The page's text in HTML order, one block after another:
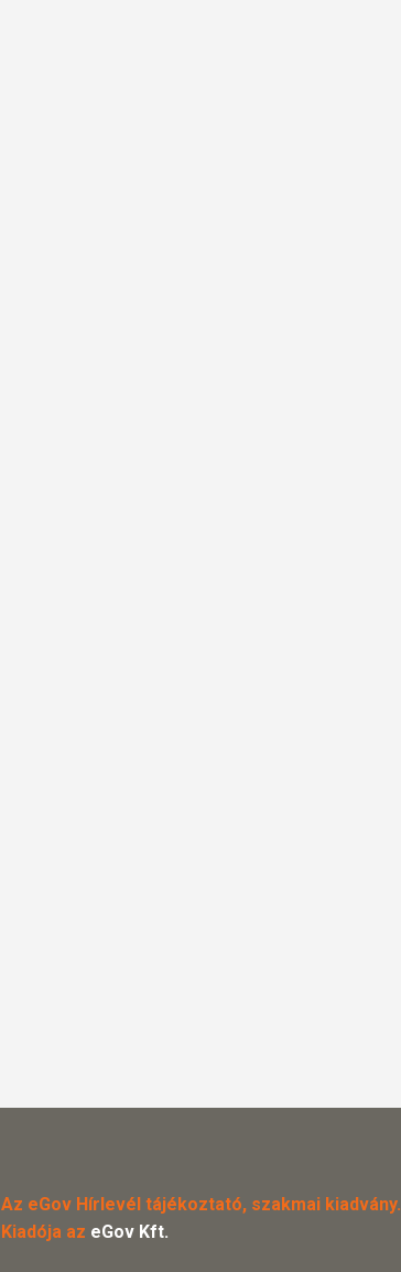
Az eGov Hírlevél tájékoztató, szakmai kiadvány.
Kiadója az eGov Kft.